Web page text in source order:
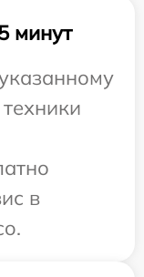
минут
в